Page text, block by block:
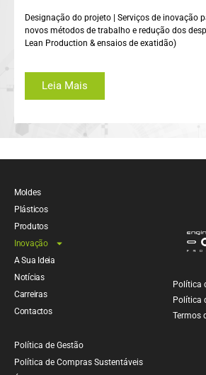
Designação do projeto | Serviços de inovação
novos métodos de trabalho e redução dos
Lean Production & ensaios de exatidão)
Leia Mais
Moldes
Plásticos
Produtos
Inovação
A Sua Ideia
Notícias
Carreiras
Contactos
Política
Política
Termos
Política de Gestão
Política de Compras Sustentáveis